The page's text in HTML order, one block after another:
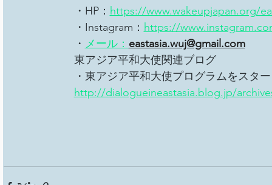
・HP： https://www.wakeupjapan.org/
・Instagram： https://
・ メール： eastasia.wuj@gmail.com
東アジア平和大使関連ブログ
・東アジア平和大使プログラムをスタ
http://dialogueineastasia.blog.jp/